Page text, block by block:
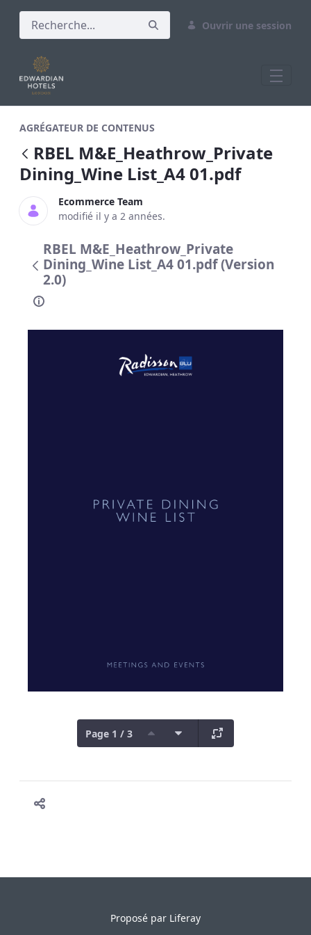
Ouvrir une session
AGRÉGATEUR DE CONTENUS
RBEL M&E_Heathrow_Private
Dining_Wine List_A4 01.pdf
Ecommerce Team
modifié il y a 2 années.
RBEL M&E_Heathrow_Private
Dining_Wine List_A4 01.pdf (Version
2.0)
Page 1 / 3
Proposé par Liferay